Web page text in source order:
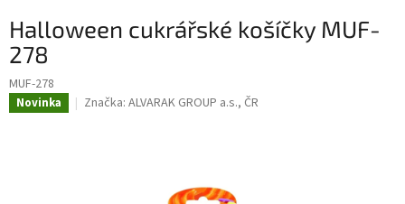
Halloween cukrářské košíčky MUF-
278
MUF-278
Novinka Značka: ALVARAK GROUP a.s., ČR